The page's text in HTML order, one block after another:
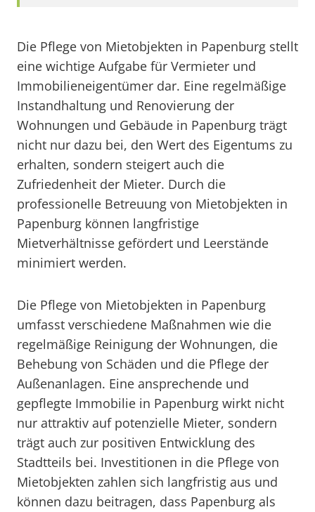
Die Pflege von Mietobjekten in Papenburg stellt
eine wichtige Aufgabe für Vermieter und
Immobilieneigentümer dar. Eine regelmäßige
Instandhaltung und Renovierung der
Wohnungen und Gebäude in Papenburg trägt
nicht nur dazu bei, den Wert des Eigentums zu
erhalten, sondern steigert auch die
Zufriedenheit der Mieter. Durch die
professionelle Betreuung von Mietobjekten in
Papenburg können langfristige
Mietverhältnisse gefördert und Leerstände
minimiert werden.
Die Pflege von Mietobjekten in Papenburg
umfasst verschiedene Maßnahmen wie die
regelmäßige Reinigung der Wohnungen, die
Behebung von Schäden und die Pflege der
Außenanlagen. Eine ansprechende und
gepflegte Immobilie in Papenburg wirkt nicht
nur attraktiv auf potenzielle Mieter, sondern
trägt auch zur positiven Entwicklung des
Stadtteils bei. Investitionen in die Pflege von
Mietobjekten zahlen sich langfristig aus und
können dazu beitragen, dass Papenburg als